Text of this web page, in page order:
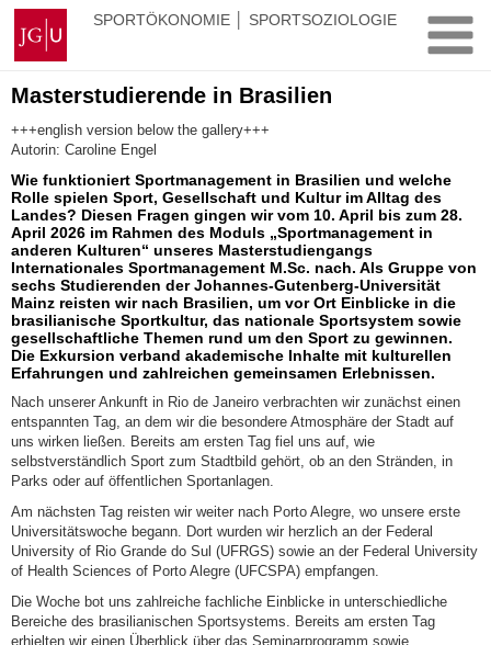
Zum
Inhalt
springen
Johannes
Gutenberg-
Universität
Mainz
SPORTÖKONOMIE │ SPORTSOZIOLOGIE
Masterstudierende in Brasilien
+++english version below the gallery+++
Autorin: Caroline Engel
Wie funktioniert Sportmanagement in Brasilien und welche
Rolle spielen Sport, Gesellschaft und Kultur im Alltag des
Landes? Diesen Fragen gingen wir vom 10. April bis zum 28.
April 2026 im Rahmen des Moduls „Sportmanagement in
anderen Kulturen“ unseres Masterstudiengangs
Internationales Sportmanagement M.Sc. nach. Als Gruppe von
sechs Studierenden der Johannes-Gutenberg-Universität
Mainz reisten wir nach Brasilien, um vor Ort Einblicke in die
brasilianische Sportkultur, das nationale Sportsystem sowie
gesellschaftliche Themen rund um den Sport zu gewinnen.
Die Exkursion verband akademische Inhalte mit kulturellen
Erfahrungen und zahlreichen gemeinsamen Erlebnissen.
Nach unserer Ankunft in Rio de Janeiro verbrachten wir zunächst einen
entspannten Tag, an dem wir die besondere Atmosphäre der Stadt auf
uns wirken ließen. Bereits am ersten Tag fiel uns auf, wie
selbstverständlich Sport zum Stadtbild gehört, ob an den Stränden, in
Parks oder auf öffentlichen Sportanlagen.
Am nächsten Tag reisten wir weiter nach Porto Alegre, wo unsere erste
Universitätswoche begann. Dort wurden wir herzlich an der Federal
University of Rio Grande do Sul (UFRGS) sowie an der Federal University
of Health Sciences of Porto Alegre (UFCSPA) empfangen.
Die Woche bot uns zahlreiche fachliche Einblicke in unterschiedliche
Bereiche des brasilianischen Sportsystems. Bereits am ersten Tag
erhielten wir einen Überblick über das Seminarprogramm sowie